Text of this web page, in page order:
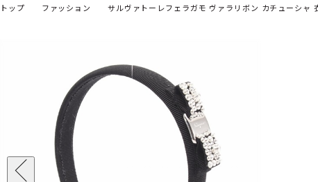
トップ サルヴァトーレフェラガモ ヴァラリボン カチューシ
ファッション